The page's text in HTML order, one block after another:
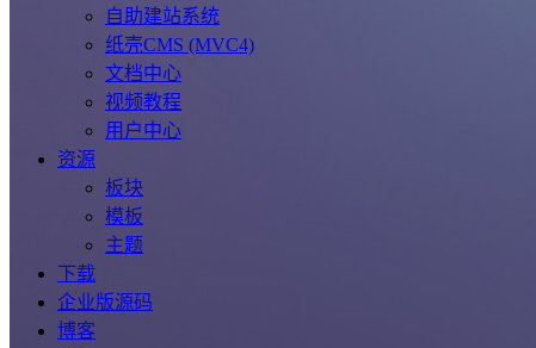
自助建站系统
纸壳CMS (MVC4)
文档中心
视频教程
用户中心
资源
板块
模板
主题
下载
企业版源码
博客